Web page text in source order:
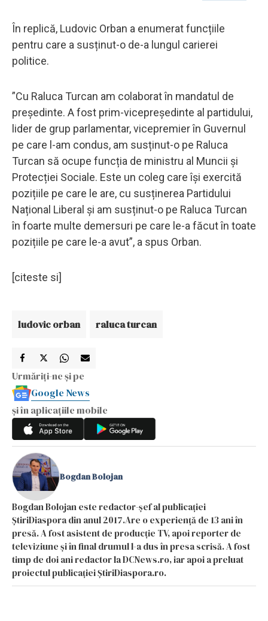
În replică, Ludovic Orban a enumerat funcțiile
pentru care a susținut-o de-a lungul carierei
politice.
”Cu Raluca Turcan am colaborat în mandatul de
președinte. A fost prim-vicepreședinte al partidului,
lider de grup parlamentar, vicepremier în Guvernul
pe care l-am condus, am susținut-o pe Raluca
Turcan să ocupe funcția de ministru al Muncii și
Protecției Sociale. Este un coleg care își exercită
pozițiile pe care le are, cu susținerea Partidului
Național Liberal și am susținut-o pe Raluca Turcan
în foarte multe demersuri pe care le-a făcut în toate
pozițiile pe care le-a avut”, a spus Orban.
[citeste si]
ludovic orban raluca turcan
Urmăriți-ne și pe
Google News
și în aplicațiile mobile
Bogdan Bolojan
Bogdan Bolojan este redactor-șef al publicației
ȘtiriDiaspora din anul 2017.Are o experiență de 13 ani în
presă. A fost asistent de producție TV, apoi reporter de
televiziune și în final drumul l-a dus în presa scrisă. A fost
timp de doi ani redactor la DCNews.ro, iar apoi a preluat
proiectul publicației ȘtiriDiaspora.ro.